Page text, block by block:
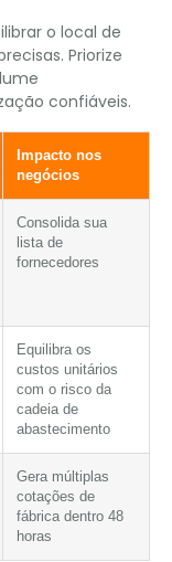
o local de
Priorize
confiáveis.
Impacto nos
negócios
Consolida sua
lista de
fornecedores
Equilibra os
custos unitários
com o risco da
cadeia de
abastecimento
Gera múltiplas
cotações de
fábrica dentro 48
horas